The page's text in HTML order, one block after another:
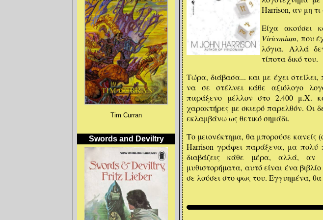
Tim Curran
Swords and Deviltry
συγγραφείς
Έχω δει ψέματα και ψέματα στη ζωή
ξέρεις λιγάκι το θέμα. Διότι,
Ένα από αυτά είναι και τα
δύστυχης αγοράς του βιβλίου.
αγοράς Πάρου, Μυκόνου, και [...]
Τα ρομπότ μιλάνε
την ξεχάσουν. Όχι πως θα
δίνουν και τόση σημασία. Θα είναι
Κάποιοι είναι φανατικά υπέρ της.
Κάποιοι είναι φανατικά εναντίον της.
Προσωπικά, δεν ανήκω σε καμία από
Harrison, αν μη
Είχα ακούσει
Viriconium, που
λόγια. Αλλά
τίποτα δικό του.
Τώρα, διάβασα... και με έχει
να σε στέλνει κάθε αξιόλογο
παράξενο μέλλον στο 2.400 μ.Χ.
χαρακτήρες με σκιερό παρελθόν. Οι
εκλαμβάνω ως θετικό σημάδι.
Το μειονέκτημα, θα μπορούσε κανείς
Harrison γράφει παράξενα, μα πολύ
διαβάζεις κάθε μέρα, αλλά, αν
μυθιστορήματα, αυτό είναι ένα
σε λούσει στο φως του. Εγγυημένα, θα